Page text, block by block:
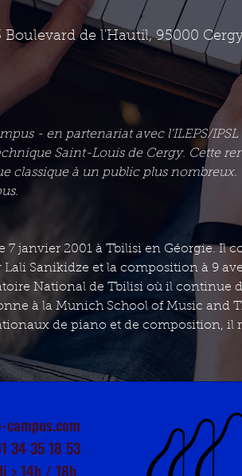
Boulevard de l'Hautil, 95000
- en partenariat avec l'ILEPS/
Saint-Louis de Cergy. Cette
classique à un public plus nombreux.
7 janvier 2001 à Tbilisi en Géorgie. Il
Lali Sanikidze et la composition à 9
National de Tbilisi où il continue
à la Munich School of Music and
de piano et de composition, il
34 35 18 53
> 14h / 18h